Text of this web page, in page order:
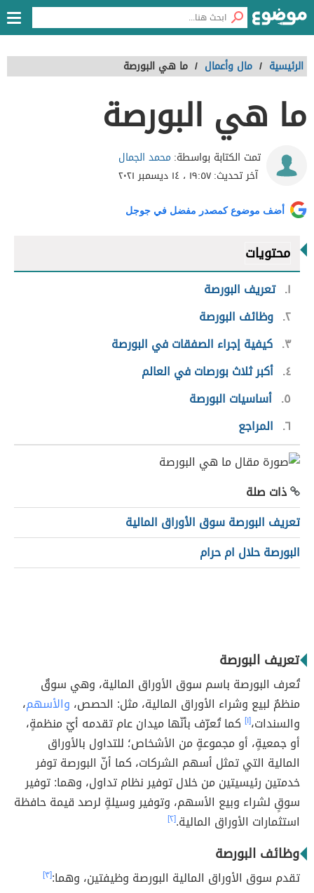
الرئيسية / مال وأعمال / ما هي البورصة
ما هي البورصة
تمت الكتابة بواسطة: محمد الجمال
آخر تحديث:١٩:٥٧ ، ١٤ ديسمبر ٢٠٢١
أضف موضوع كمصدر مفضل في جوجل
محتويات
١ تعريف البورصة
٢ وظائف البورصة
٣ كيفية إجراء الصفقات في البورصة
٤ أكبر ثلاث بورصات في العالم
٥ أساسيات البورصة
٦ المراجع
ذات صلة
تعريف البورصة سوق الأوراق المالية
البورصة حلال ام حرام
تعريف البورصة
تُعرف البورصة باسم سوق الأوراق المالية، وهي سوقٌ
منظمٌ لبيع وشراء الأوراق المالية، مثل: الحصص، والأسهم،
والسندات،[١] كما تُعرّف بأنّها ميدان عام تقدمه أيّ منظمةٍ،
أو جمعيةٍ، أو مجموعةٍ من الأشخاص؛ للتداول بالأوراق
المالية التي تمثل أسهم الشركات، كما أنّ البورصة توفر
خدمتين رئيسيتين من خلال توفير نظام تداول، وهما: توفير
سوقٍ لشراء وبيع الأسهم، وتوفير وسيلةٍ لرصد قيمة حافظة
استثمارات الأوراق المالية.[٢]
وظائف البورصة
تقدم سوق الأوراق المالية البورصة وظيفتين، وهما:[٣]